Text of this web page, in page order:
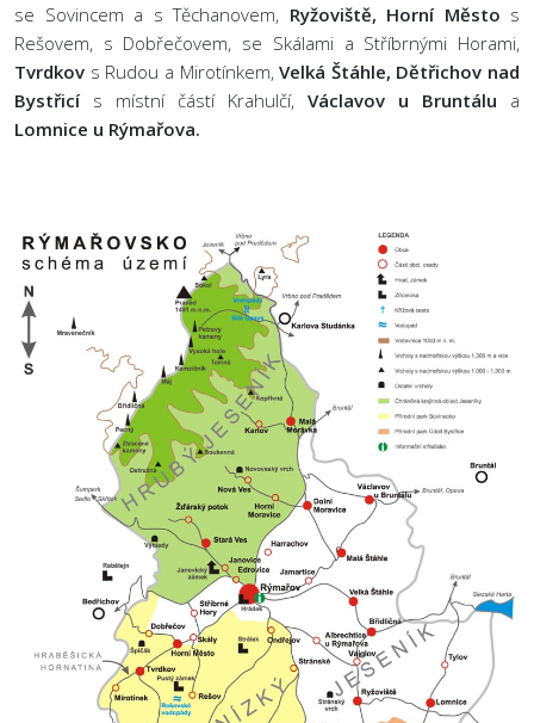
se Sovincem a s Těchanovem, Ryžoviště, Horní Město s
Rešovem, s Dobřečovem, se Skálami a Stříbrnými Horami,
Tvrdkov s Rudou a Mirotínkem,Velká Štáhle, Dětřichov nad
Bystřicí s místní částí Krahulčí, Václavov u Bruntálu a
Lomnice u Rýmařova.